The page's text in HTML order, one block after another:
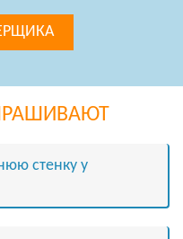
стенку у